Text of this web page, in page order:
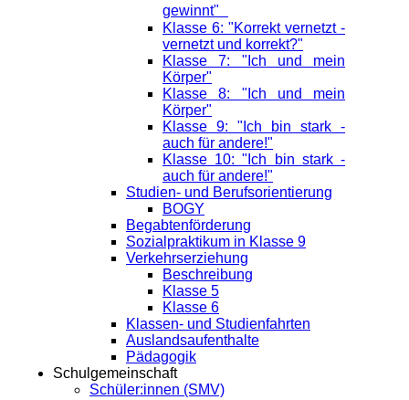
gewinnt"
Klasse 6: "Korrekt vernetzt -
vernetzt und korrekt?"
Klasse 7: "Ich und mein
Körper"
Klasse 8: "Ich und mein
Körper"
Klasse 9: "Ich bin stark -
auch für andere!"
Klasse 10: "Ich bin stark -
auch für andere!"
Studien- und Berufsorientierung
BOGY
Begabtenförderung
Sozialpraktikum in Klasse 9
Verkehrserziehung
Beschreibung
Klasse 5
Klasse 6
Klassen- und Studienfahrten
Auslandsaufenthalte
Pädagogik
Schulgemeinschaft
Schüler:innen (SMV)